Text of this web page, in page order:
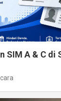
SIM A & C di